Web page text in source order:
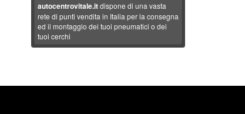
autocentrovitale.itdispone di una vasta
rete di punti vendita in Italia per la consegna
ed il montaggio dei tuoi pneumatici o dei
tuoi cerchi